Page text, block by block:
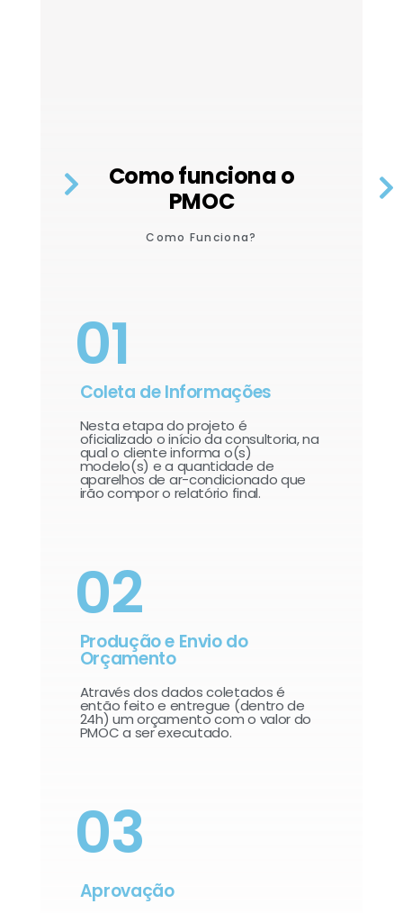
Como funciona o
PMOC
Como Funciona?
01
Coleta de Informações
Nesta etapa do projeto é
oficializado o início da consultoria, na
qual o cliente informa o(s)
modelo(s) e a quantidade de
aparelhos de ar-condicionado que
irão compor o relatório final.​
02
Produção e Envio do
Orçamento
Através dos dados coletados é
então feito e entregue (dentro de
24h) um orçamento com o valor do
PMOC a ser executado.
03
Aprovação